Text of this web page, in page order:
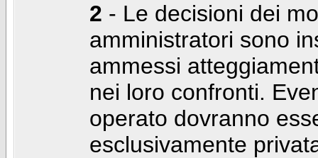
2 - Le decisioni dei
amministratori sono
ammessi
nei loro confronti.
operato dovranno
esclusivamente